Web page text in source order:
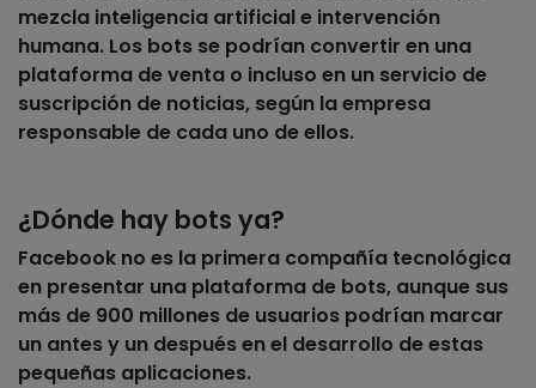
mezcla inteligencia artificial e intervención
humana. Los bots se podrían convertir en una
plataforma de venta o incluso en un servicio de
suscripción de noticias, según la empresa
responsable de cada uno de ellos.
¿Dónde hay bots ya?
Facebook no es la primera compañía tecnológica
en presentar una plataforma de bots, aunque sus
más de 900 millones de usuarios podrían marcar
un antes y un después en el desarrollo de estas
pequeñas aplicaciones.